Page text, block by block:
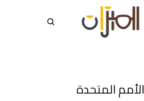
الأمم المتحدة